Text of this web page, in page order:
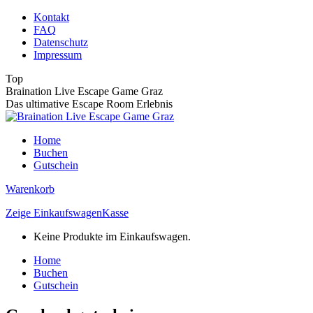
Zum
Inhalt
springen
Kontakt
FAQ
Datenschutz
Impressum
Top
Braination Live Escape Game Graz
Das ultimative Escape Room Erlebnis
Home
Buchen
Gutschein
Warenkorb
Zeige EinkaufswagenKasse
Keine Produkte im Einkaufswagen.
Home
Buchen
Gutschein